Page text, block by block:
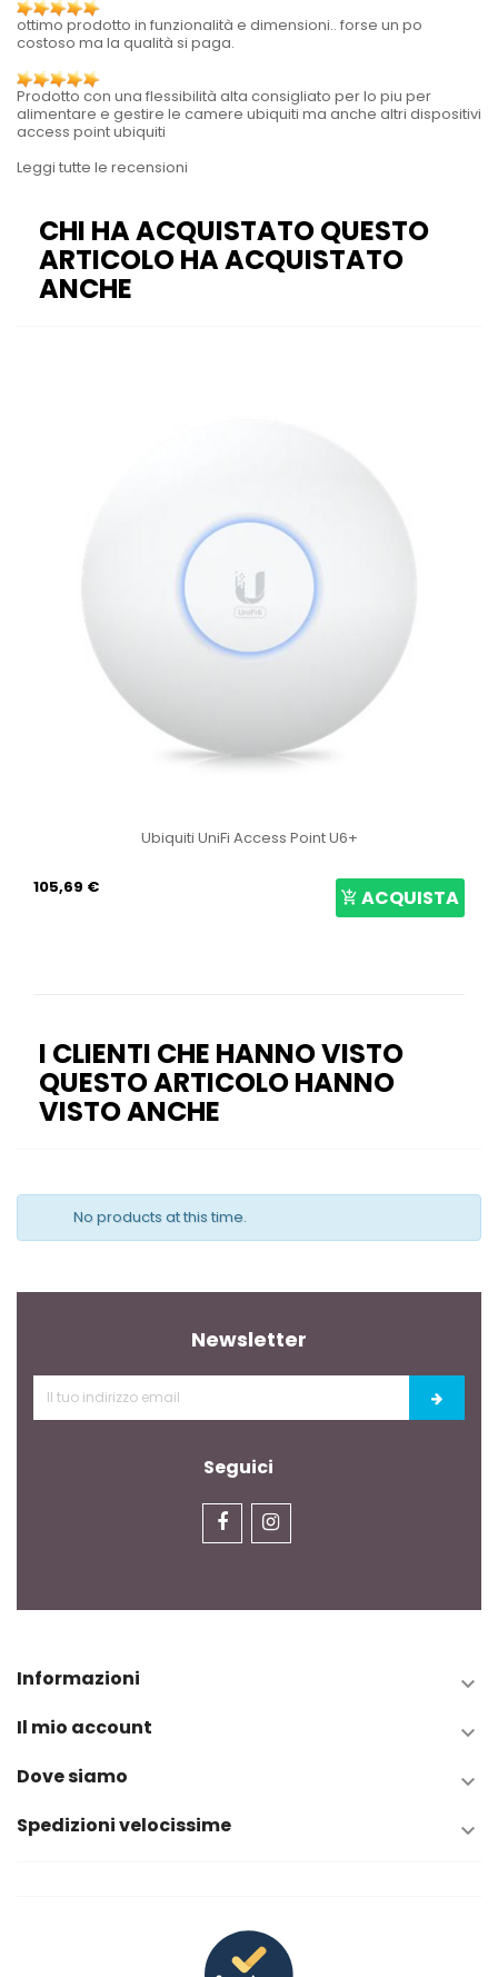
ottimo prodotto in funzionalità e dimensioni.. forse un po
costoso ma la qualità si paga.
Prodotto con una flessibilità alta consigliato per lo piu per
alimentare e gestire le camere ubiquiti ma anche altri dispositivi
access point ubiquiti
Leggi tutte le recensioni
CHI HA ACQUISTATO QUESTO
ARTICOLO HA ACQUISTATO
ANCHE
Ubiquiti UniFi Access Point U6+
105,69 € ACQUISTA
I CLIENTI CHE HANNO VISTO
QUESTO ARTICOLO HANNO
VISTO ANCHE
No products at this time.
Newsletter
Seguici
Informazioni 
Il mio account 
Dove siamo 
Spedizioni velocissime 